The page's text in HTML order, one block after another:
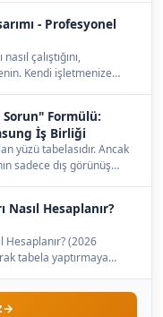
- Profesyonel
çalıştığını,
Kendi işletmenize
Sorun" Formülü:
İş Birliği
yüzü tabelasıdır. Ancak
sadece dış görünüş…
Hesaplanır?
Hesaplanır? (2026